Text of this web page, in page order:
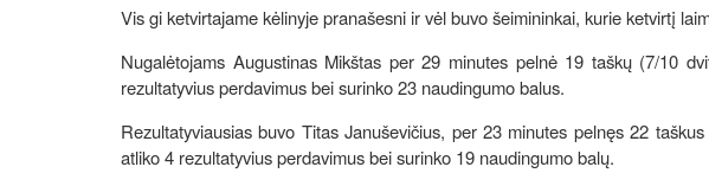
Vis gi ketvirtajame kėlinyje pranašesni ir vėl buvo šeimininkai, kurie ketvirtį
Nugalėtojams Augustinas Mikštas per 29 minutes pelnė 19 taškų (7/10
rezultatyvius perdavimus bei surinko 23 naudingumo balus.
Rezultatyviausias buvo Titas Januševičius, per 23 minutes pelnęs 22
atliko 4 rezultatyvius perdavimus bei surinko 19 naudingumo balų.